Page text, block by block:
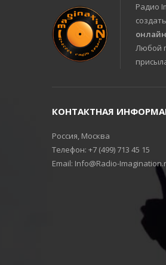
Радио
Любой
КОНТАКТНАЯ
Россия, Москва
Телефон: +7 (499) 713 45 15
Email: Info@Radio-